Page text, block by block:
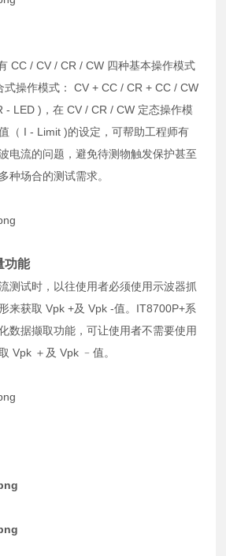
CC / CV / CR / CW 四种基本操作模式
式操作模式： CV + CC / CR + CC / CW
- LED )，在 CV / CR / CW 定态操作模
（ I - Limit )的设定，可帮助工程师有
电流的问题，避免待测物触发保护甚至
种场合的测试需求。
功能
测试时，以往使用者必须使用示波器抓
来获取 Vpk +及 Vpk -值。IT8700P+系
数据撷取功能，可让使用者不需要使用
Vpk ＋及 Vpk ﹣值。